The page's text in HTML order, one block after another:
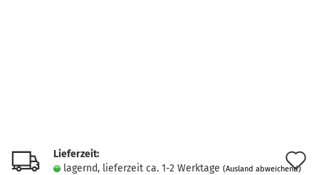
Lieferzeit:
lagernd, lieferzeit ca. 1-2 Werktage (Ausland abweichend)